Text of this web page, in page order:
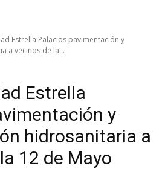
Estrella Palacios pavimentación y
a vecinos de la...
Estrella
y
hidrosanitaria a
12 de Mayo